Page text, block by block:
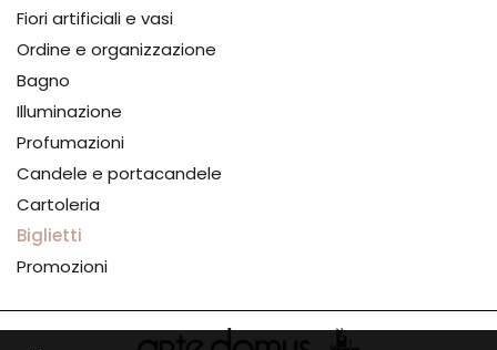
Fiori artificiali e vasi
Ordine e organizzazione
Bagno
Illuminazione
Profumazioni
Candele e portacandele
Cartoleria
Biglietti
Promozioni